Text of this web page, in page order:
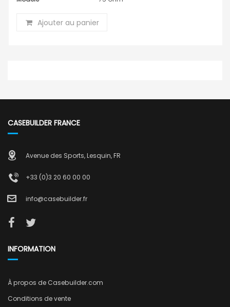
Ajouter au panier
CASEBUILDER FRANCE
Avenue des Sports, Lesquin, FR
+33 (0)3 20 60 00 00
info@casebuilder.fr
INFORMATION
À propos de Casebuilder.com
Conditions de vente